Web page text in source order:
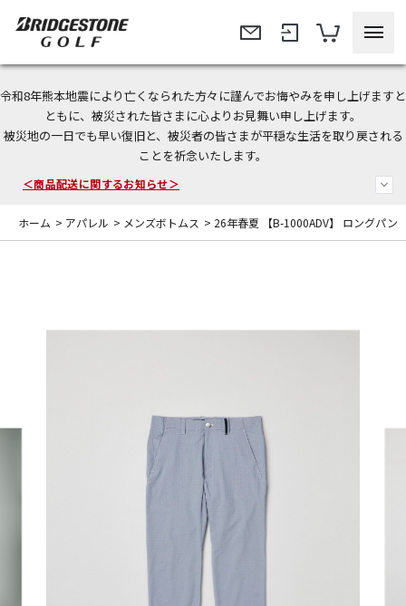
令和8年熊本地震により亡くなられた方々に謹んでお悔やみを申し上げますと
ともに、被災された皆さまに心よりお見舞い申し上げます。
被災地の一日でも早い復旧と、被災者の皆さまが平穏な生活を取り戻される
ことを祈念いたします。
今なら新規会員登録で1,000円OFFクーポンプレゼント！
＜商品配送に関するお知らせ＞
＜夏季休暇中のご注文・発送・お問い合わせ＞
ホーム > アパレル > メンズボトムス > 26年春夏 【B-1000ADV】 ロングパン